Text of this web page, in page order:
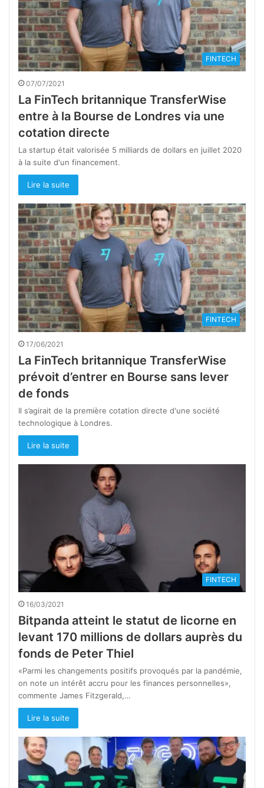
FINTECH
07/07/2021
La FinTech britannique TransferWise
entre à la Bourse de Londres via une
cotation directe
La startup était valorisée 5 milliards de dollars en juillet 2020
à la suite d'un financement.
Lire la suite
FINTECH
17/06/2021
La FinTech britannique TransferWise
prévoit d’entrer en Bourse sans lever
de fonds
Il s’agirait de la première cotation directe d'une société
technologique à Londres.
Lire la suite
FINTECH
16/03/2021
Bitpanda atteint le statut de licorne en
levant 170 millions de dollars auprès du
fonds de Peter Thiel
«Parmi les changements positifs provoqués par la pandémie,
on note un intérêt accru pour les finances personnelles»,
commente James Fitzgerald,…
Lire la suite